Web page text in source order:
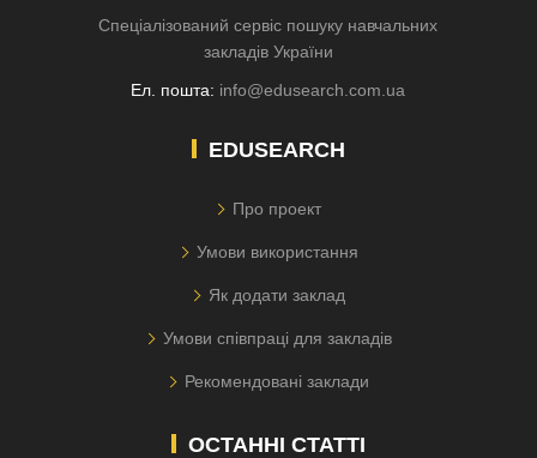
Спеціалізований сервіс пошуку навчальних
закладів України
Ел. пошта: info@edusearch.com.ua
EDUSEARCH
Про проект
Умови використання
Як додати заклад
Умови співпраці для закладів
Рекомендовані заклади
ОСТАННІ СТАТТІ